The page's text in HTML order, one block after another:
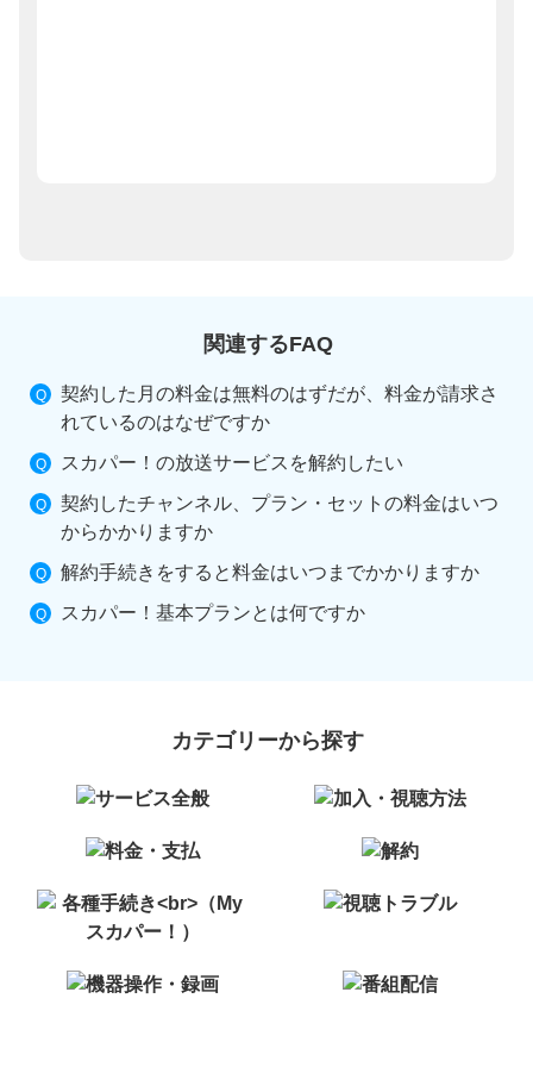
関連するFAQ
契約した月の料金は無料のはずだが、料金が請求さ
れているのはなぜですか
スカパー！の放送サービスを解約したい
契約したチャンネル、プラン・セットの料金はいつ
からかかりますか
解約手続きをすると料金はいつまでかかりますか
スカパー！基本プランとは何ですか
カテゴリーから探す